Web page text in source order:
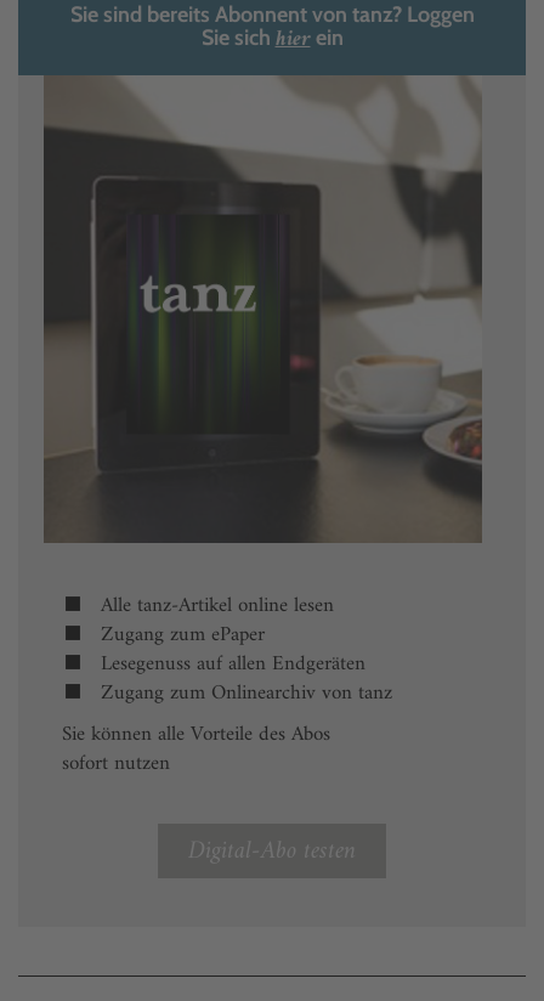
Sie sind bereits Abonnent von tanz? Loggen
Sie sich hierein
Alle tanz-Artikel online lesen
Zugang zum ePaper
Lesegenuss auf allen Endgeräten
Zugang zum Onlinearchiv von tanz
Sie können alle Vorteile des Abos
sofort nutzen
Digital-Abo testen